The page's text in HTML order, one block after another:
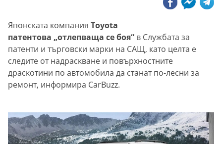
Японската компания Toyota
патентова „отлепваща се боя“ в Службата за
патенти и търговски марки на САЩ, като целта е
следите от надраскване и повърхностните
драскотини по автомобила да станат по-лесни за
ремонт, информира CarBuzz.